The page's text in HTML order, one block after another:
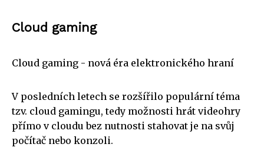
Cloud gaming
Cloud gaming - nová éra elektronického hraní
V posledních letech se rozšířilo populární téma
tzv. cloud gamingu, tedy možnosti hrát videohry
přímo v cloudu bez nutnosti stahovat je na svůj
počítač nebo konzoli.